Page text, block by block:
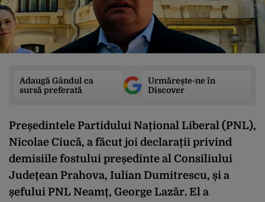
Adaugă Gândul ca
sursă preferată
Urmărește-ne în
Discover
Președintele Partidului Național Liberal (PNL),
Nicolae Ciucă, a făcut joi declarații privind
demisiile fostului președinte al Consiliului
Județean Prahova, Iulian Dumitrescu, și a
șefului PNL Neamț, George Lazăr. El a